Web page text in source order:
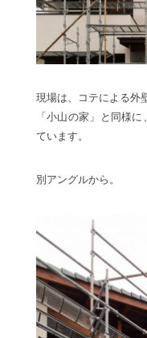
現場は、コテによる外
「小山の家」と同様
ています。
別アングルから。